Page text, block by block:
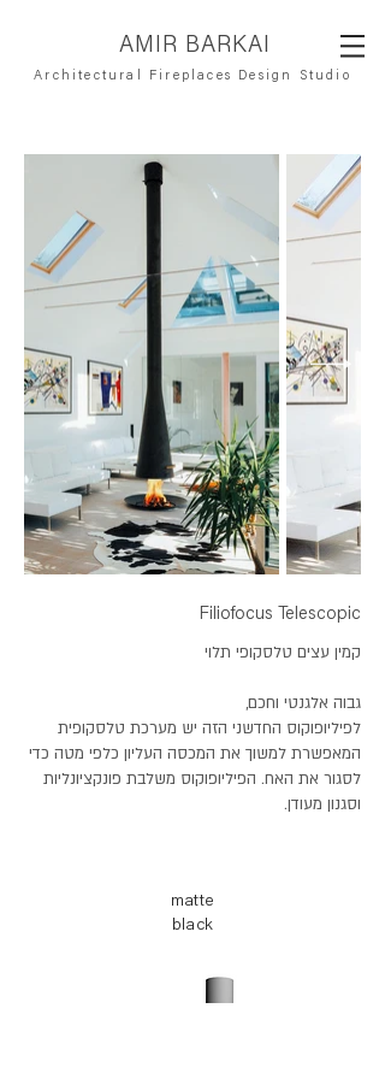
AMIR BARKAI
Architectural Fireplaces Design Studio
Filiofocus Telescopic
קמין עצים טלסקופי תלוי
גבוה אלגנטי וחכם,
לפיליופוקוס החדשני הזה יש מערכת טלסקופית
המאפשרת למשוך את המכסה העליון כלפי מטה כדי
לסגור את האח. הפיליופוקוס משלבת פונקציונליות
וסגנון מעודן.
matte
black